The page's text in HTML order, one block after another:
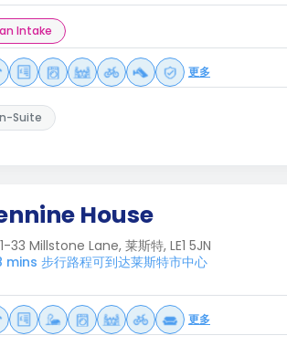
Intake
更多
Suite
House
33 Millstone Lane, 莱斯特, LE1 5JN
mins 步行路程可到达莱斯特市中心
更多